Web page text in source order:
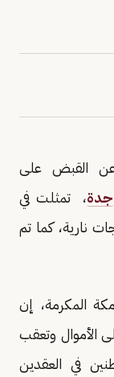
القبض على
جدة، تمثلت في
نارية، كما تم
المكرمة، إن
الأموال وتعقب
في العقدين